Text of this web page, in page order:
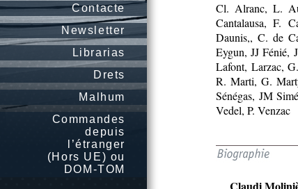
Contacte
Newsletter
Librarias
Drets
Malhum
Commandes
depuis
l’étranger
(Hors UE) ou
DOM-TOM
Cl. Alranc, L.
Cantalausa, F.
Daunis,, C. de
Eygun, JJ Fénié,
Lafont, Larzac,
R. Marti, G.
Sénégas, JM
Vedel, P. Venzac